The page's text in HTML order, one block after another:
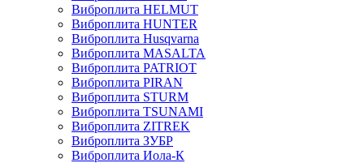
Виброплита HELMUT
Виброплита HUNTER
Виброплита Husqvarna
Виброплита MASALTA
Виброплита PATRIOT
Виброплита PIRAN
Виброплита STURM
Виброплита TSUNAMI
Виброплита ZITREK
Виброплита ЗУБР
Виброплита Иола-К